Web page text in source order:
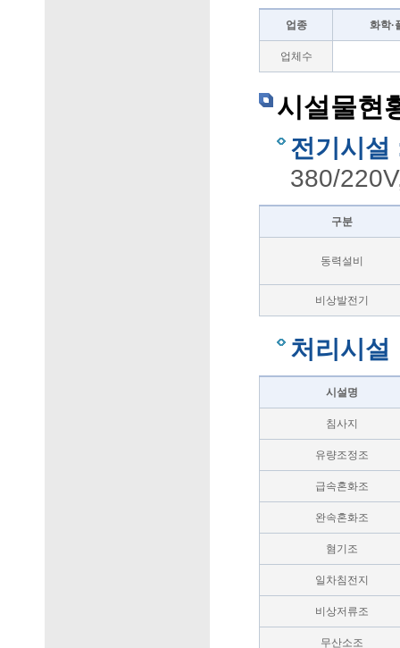
업종 화학·
업체수
시설물현
전기시
380/
구분
동력설비
비상발전기
처리시설
시설명
침사지
유량조정조
급속혼화조
완속혼화조
혐기조
일차침전지
비상저류조
무산소조